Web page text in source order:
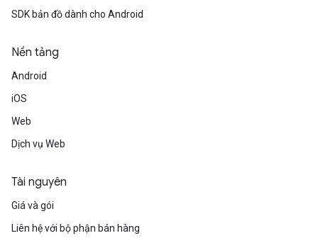
SDK bản đồ dành cho Android
Nền tảng
Android
iOS
Web
Dịch vụ Web
Tài nguyên
Giá và gói
Liên hệ với bộ phận bán hàng